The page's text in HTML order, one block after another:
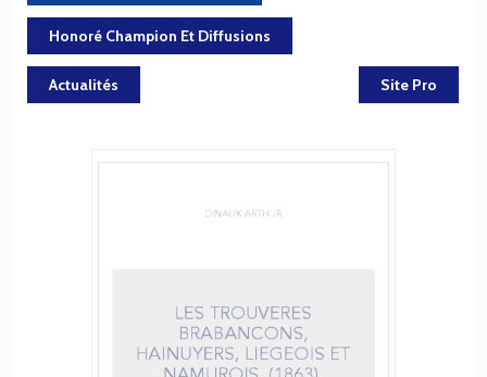
Honoré Champion Et Diffusions
Actualités Site Pro